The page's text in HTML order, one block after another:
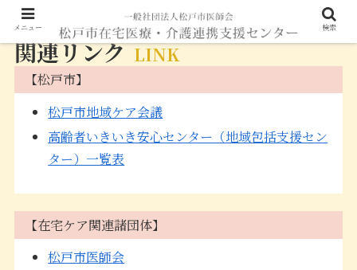
関連リンク LINK
【松戸市】
松戸市地域ケア会議
高齢者いきいき安心センター（地域包括支援セン
ター）一覧表
【在宅ケア関連諸団体】
松戸市医師会
メニュー 検索